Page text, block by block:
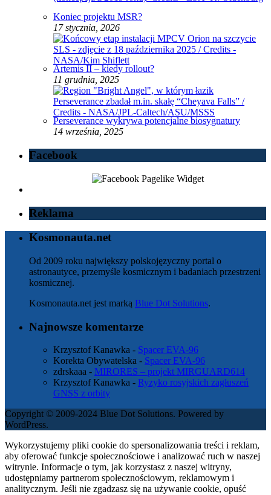
Koniec projektu MSR?
17 stycznia, 2026
Artemis II – kiedy rollout?
11 grudnia, 2025
Perseverance wykrywa potencjalne biosygnatury
14 września, 2025
Facebook
Reklama
Kosmonauta.net
Od 2009 roku największy polskojęzyczny portal o
astronautyce, przemyśle kosmicznym i badaniach przestrzeni
kosmicznej.
Kosmonauta.net jest marką Blue Dot Solutions.
Najnowsze komentarze
Krzysztof Kanawka - Spacer EVA-96
Korekta Obywatelska - Spacer EVA-96
zdrskaaa - MIRORES – projekt MIRGUARD614
Krzysztof Kanawka - Ryzyko rosyjskich zagłuszeń
GNSS z orbity
Copyright © 2009-2024 Blue Dot Solutions. Powered by
WordPress.
Wykorzystujemy pliki cookie do spersonalizowania treści i reklam,
aby oferować funkcje społecznościowe i analizować ruch w naszej
witrynie. Informacje o tym, jak korzystasz z naszej witryny,
udostępniamy partnerom społecznościowym, reklamowym i
analitycznym. Jeśli nie zgadzasz się na używanie cookie, opuść